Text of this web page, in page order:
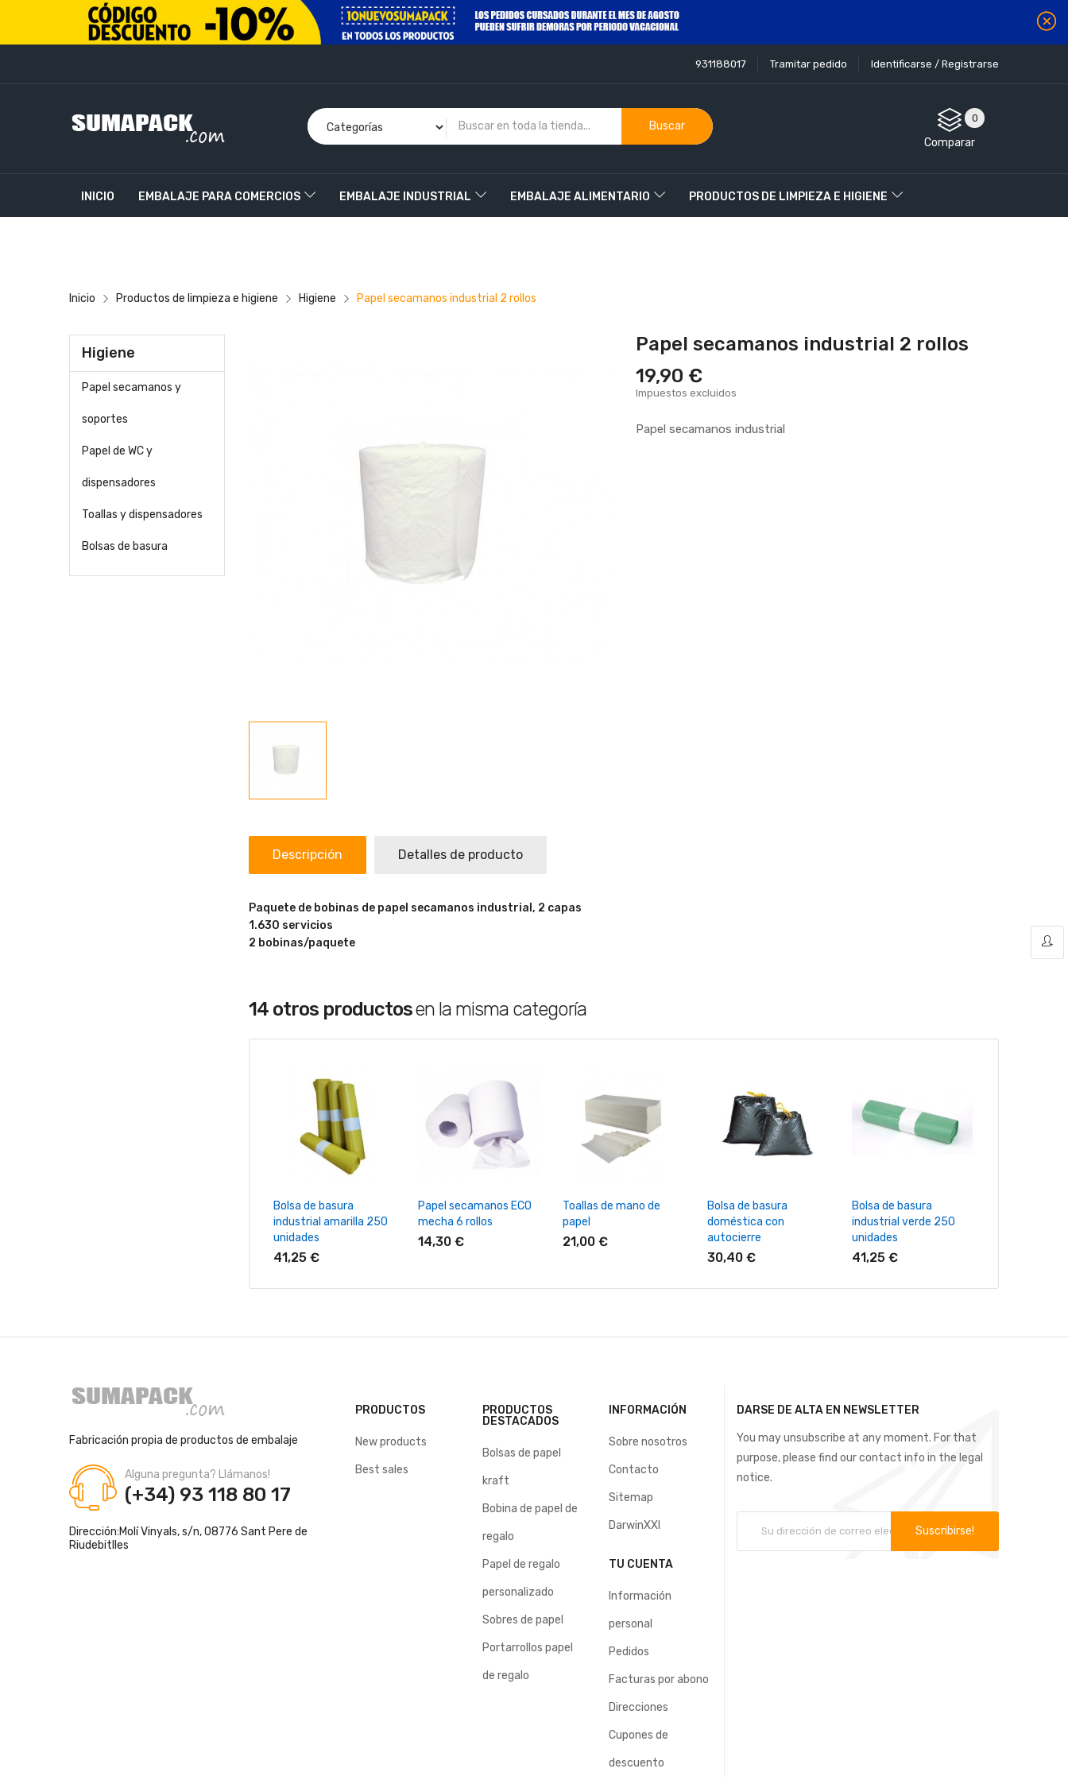
Identificarse / Registrarse
Tramitar pedido
931188017
Buscar
0
Comparar
INICIO EMBALAJE PARA COMERCIOS EMBALAJE INDUSTRIAL EMBALAJE ALIMENTARIO PRODUCTOS DE LIMPIEZA E HIGIENE
Inicio Productos de limpieza e higiene Higiene Papel secamanos industrial 2 rollos
Higiene
Papel secamanos y
soportes
Papel de WC y
dispensadores
Toallas y dispensadores
Bolsas de basura
Papel secamanos industrial 2 rollos
19,90 €
Impuestos excluidos
Papel secamanos industrial
Descripción Detalles de producto
Paquete de bobinas de papel secamanos industrial, 2 capas
1.630 servicios
2 bobinas/paquete
14 otros productosen la misma categoría
+ Añadir Al Carrito
Bolsa de basura
industrial amarilla 250
unidades
41,25 €
+ Añadir Al Carrito
Papel secamanos ECO
mecha 6 rollos
14,30 €
+ Añadir Al Carrito
Toallas de mano de
papel
21,00 €
+ Añadir Al Carrito
Bolsa de basura
doméstica con
autocierre
30,40 €
+ Añadir Al Carrito
Bolsa de basura
industrial verde 250
unidades
41,25 €
Fabricación propia de productos de embalaje
Alguna pregunta? Llámanos!
(+34) 93 118 80 17
Dirección:Molí Vinyals, s/n, 08776 Sant Pere de
Riudebitlles
PRODUCTOS
New products
Best sales
PRODUCTOS
DESTACADOS
Bolsas de papel
kraft
Bobina de papel de
regalo
Papel de regalo
personalizado
Sobres de papel
Portarrollos papel
de regalo
INFORMACIÓN
Sobre nosotros
Contacto
Sitemap
DarwinXXI
TU CUENTA
Información
personal
Pedidos
Facturas por abono
Direcciones
Cupones de
descuento
DARSE DE ALTA EN NEWSLETTER
You may unsubscribe at any moment. For that
purpose, please find our contact info in the legal
notice.